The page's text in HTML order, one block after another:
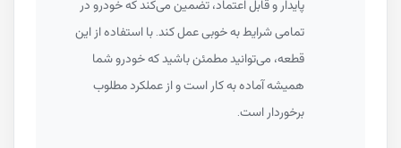
پایدار و قابل اعتماد، تضمین می‌کند که خودرو در
تمامی شرایط به خوبی عمل کند. با استفاده از این
قطعه، می‌توانید مطمئن باشید که خودرو شما
همیشه آماده به کار است و از عملکرد مطلوب
برخوردار است.